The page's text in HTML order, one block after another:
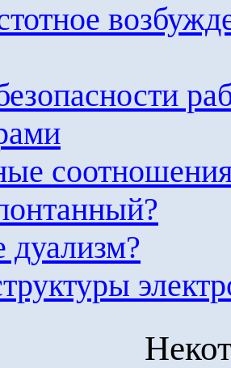
дуализм?